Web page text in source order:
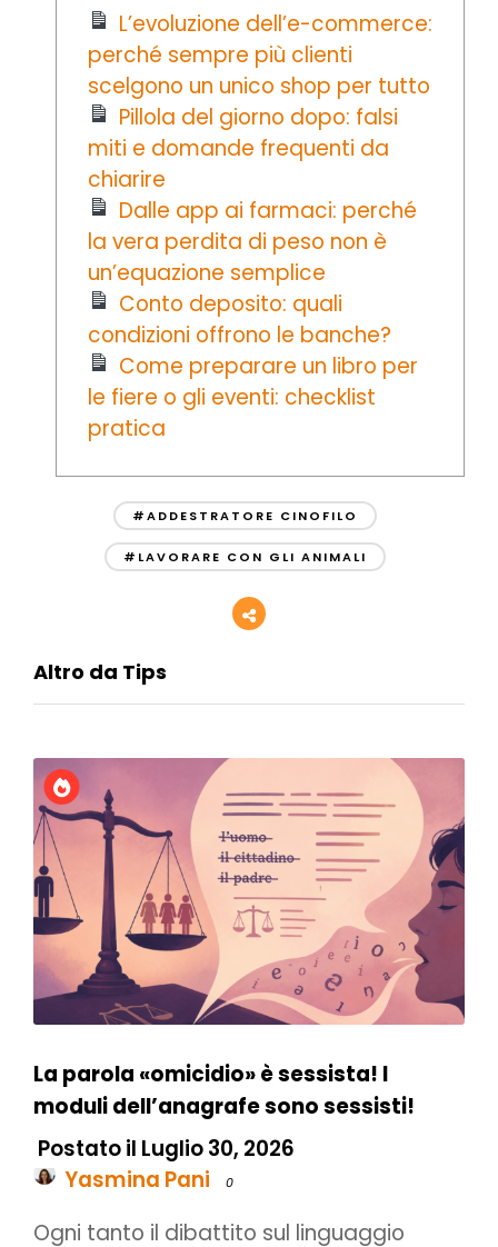
L’evoluzione dell’e-commerce:
perché sempre più clienti
scelgono un unico shop per tutto
Pillola del giorno dopo: falsi
miti e domande frequenti da
chiarire
Dalle app ai farmaci: perché
la vera perdita di peso non è
un’equazione semplice
Conto deposito: quali
condizioni offrono le banche?
Come preparare un libro per
le fiere o gli eventi: checklist
pratica
#ADDESTRATORE CINOFILO
#LAVORARE CON GLI ANIMALI
Altro da Tips
La parola «omicidio» è sessista! I
moduli dell’anagrafe sono sessisti!
Postato il Luglio 30, 2026
Yasmina Pani
0
Ogni tanto il dibattito sul linguaggio